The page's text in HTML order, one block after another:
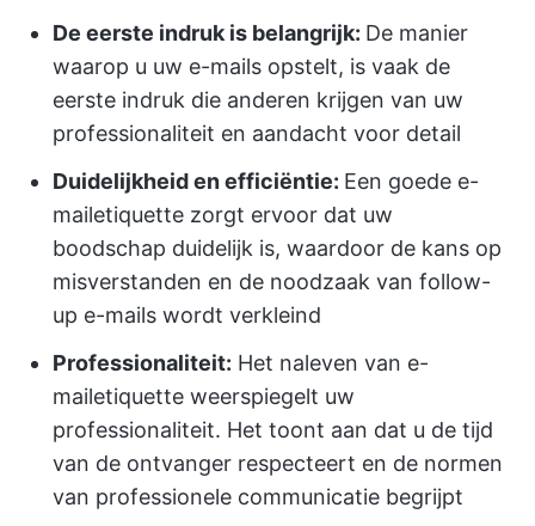
De eerste indruk is belangrijk: De manier
waarop u uw e-mails opstelt, is vaak de
eerste indruk die anderen krijgen van uw
professionaliteit en aandacht voor detail
Duidelijkheid en efficiëntie: Een goede e-
mailetiquette zorgt ervoor dat uw
boodschap duidelijk is, waardoor de kans op
misverstanden en de noodzaak van follow-
up e-mails wordt verkleind
Professionaliteit: Het naleven van e-
mailetiquette weerspiegelt uw
professionaliteit. Het toont aan dat u de tijd
van de ontvanger respecteert en de normen
van professionele communicatie begrijpt